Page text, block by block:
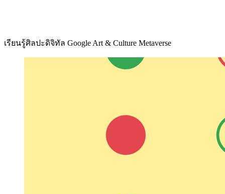
เรียนรู้ศิลปะดิจิทัล Google Art & Culture Metaverse